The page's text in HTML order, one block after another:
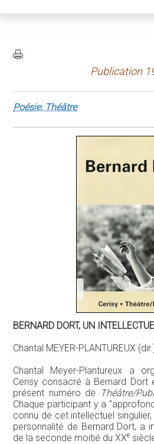
Publication
Poésie, Théâtre
BERNARD DORT, UN
Chantal MEYER-PLANTUREUX
Chantal Meyer-Plantureux a
Cerisy consacré à Bernard Dort
présent numéro de
Théâtre/
Chaque participant y a
connu de cet intellectuel
personnalité de Bernard Dort, a
de la seconde moitié du XXe